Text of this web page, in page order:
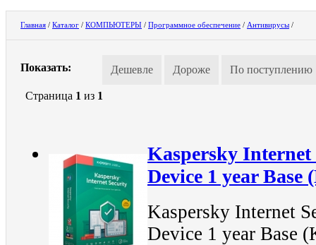
Главная / Каталог / КОМПЬЮТЕРЫ / Программное обеспечение / Антивирусы /
Показать: Дешевле Дороже По поступлению
Страница 1 из 1
Kaspersky Internet
Device 1 year Base
Kaspersky Internet
Device 1 year Base